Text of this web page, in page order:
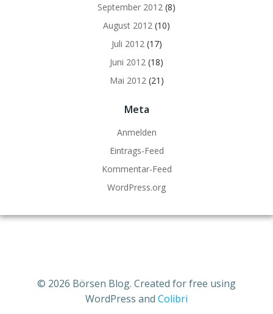
September 2012 (8)
August 2012 (10)
Juli 2012 (17)
Juni 2012 (18)
Mai 2012 (21)
Meta
Anmelden
Eintrags-Feed
Kommentar-Feed
WordPress.org
© 2026 Börsen Blog. Created for free using
WordPress and Colibri